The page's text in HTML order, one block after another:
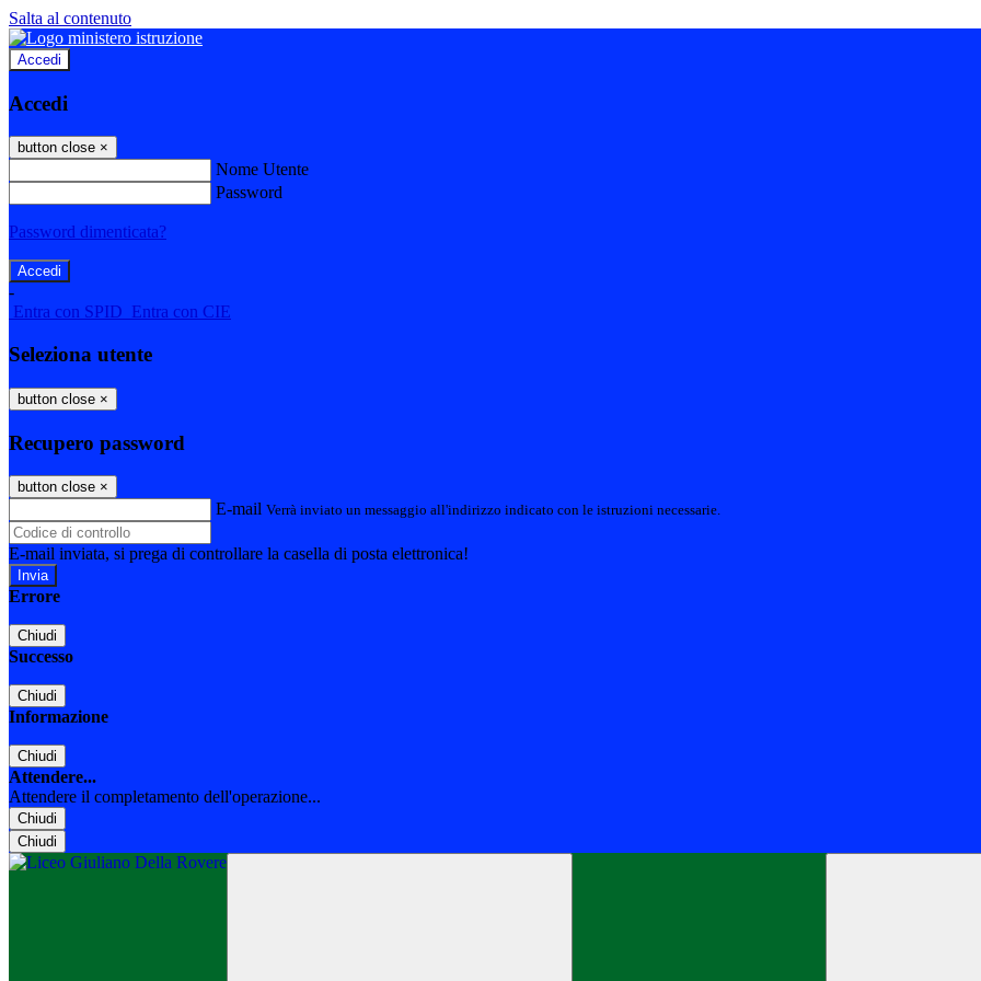
Salta al contenuto
Accedi
Accedi
button close ×
Nome Utente
Password
Password dimenticata?
-
Entra con SPID Entra con CIE
Seleziona utente
button close ×
Recupero password
button close ×
E-mail Verrà inviato un messaggio all'indirizzo indicato con le istruzioni necessarie.
E-mail inviata, si prega di controllare la casella di posta elettronica!
Errore
Chiudi
Successo
Chiudi
Informazione
Chiudi
Attendere...
Attendere il completamento dell'operazione...
Chiudi
Chiudi